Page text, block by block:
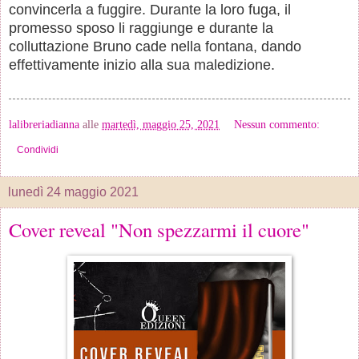
convincerla a fuggire. Durante la loro fuga, il
promesso sposo li raggiunge e durante la
colluttazione Bruno cade nella fontana, dando
effettivamente inizio alla sua maledizione.
lalibreriadianna alle martedì, maggio 25, 2021 Nessun commento:
Condividi
lunedì 24 maggio 2021
Cover reveal "Non spezzarmi il cuore"